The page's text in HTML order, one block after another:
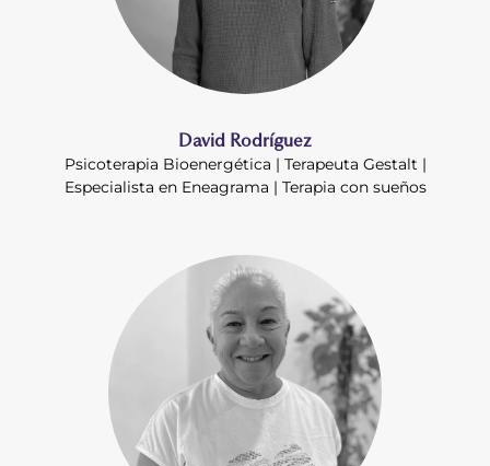
David Rodríguez
Psicoterapia Bioenergética | Terapeuta Gestalt |
Especialista en Eneagrama | Terapia con sueños